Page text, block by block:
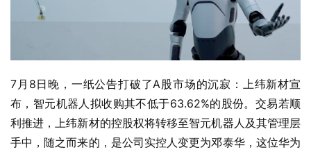
7月8日晚，一纸公告打破了A股市场的沉寂：上纬新材宣
布，智元机器人拟收购其不低于63.62%的股份。交易若顺
利推进，上纬新材的控股权将转移至智元机器人及其管理层
手中，随之而来的，是公司实控人变更为邓泰华，这位华为